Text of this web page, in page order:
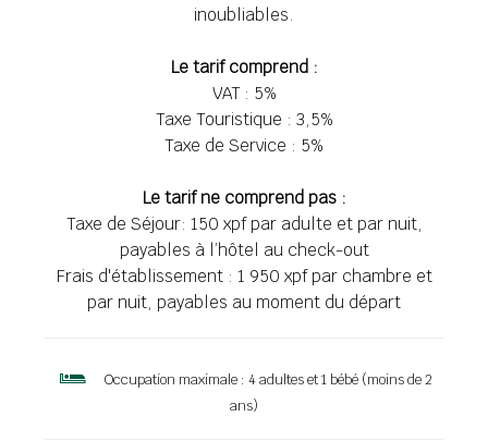
inoubliables.
Le tarif comprend :
VAT : 5%
Taxe Touristique : 3,5%
Taxe de Service : 5%
Le tarif ne comprend pas :
Taxe de Séjour: 150 xpf par adulte et par nuit,
payables à l’hôtel au check-out
Frais d'établissement : 1 950 xpf par chambre et
par nuit, payables au moment du départ
Occupation maximale : 4 adultes et 1 bébé (moins de 2
ans)